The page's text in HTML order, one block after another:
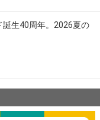
誕生40周年。2026夏の